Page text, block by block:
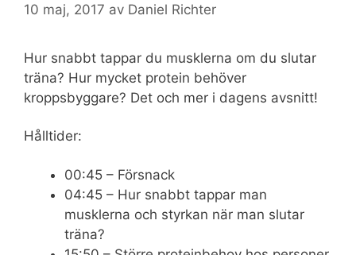
10 maj, 2017 av Daniel Richter
Hur snabbt tappar du musklerna om du slutar
träna? Hur mycket protein behöver
kroppsbyggare? Det och mer i dagens avsnitt!
Hålltider:
00:45 – Försnack
04:45 – Hur snabbt tappar man
musklerna och styrkan när man slutar
träna?